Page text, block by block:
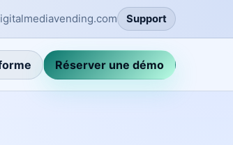
Support
Réserver une démo